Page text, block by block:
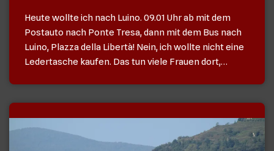
Heute wollte ich nach Luino. 09.01 Uhr ab mit dem
Postauto nach Ponte Tresa, dann mit dem Bus nach
Luino, Plazza della Libertà! Nein, ich wollte nicht eine
Ledertasche kaufen. Das tun viele Frauen dort,…